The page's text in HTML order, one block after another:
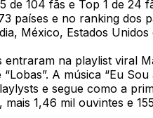
de 104 fãs e Top 1 de 24
países e no ranking dos
México, Estados Unidos
na playlist viral
“Lobas”. A música “Eu
e segue como a
mais 1,46 mil ouvintes e